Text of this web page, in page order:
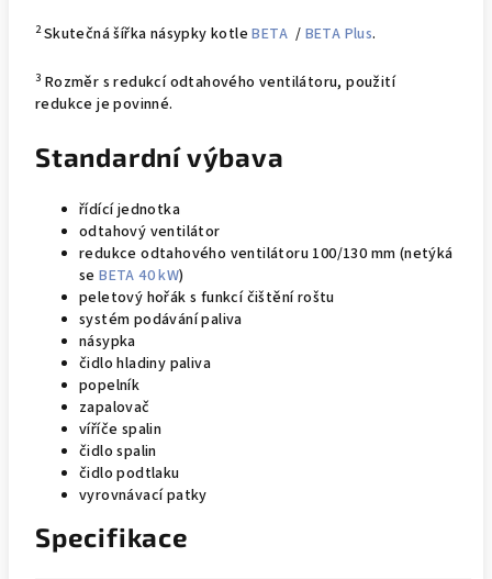
2Skutečná šířka násypky kotle BETA / BETA Plus.
3 Rozměr s redukcí odtahového ventilátoru, použití
redukce je povinné.
Standardní výbava
řídící jednotka
odtahový ventilátor
redukce odtahového ventilátoru 100/130 mm (netýká
se BETA 40 kW)
peletový hořák s funkcí čištění roštu
systém podávání paliva
násypka
čidlo hladiny paliva
popelník
zapalovač
víříče spalin
čidlo spalin
čidlo podtlaku
vyrovnávací patky
Specifikace